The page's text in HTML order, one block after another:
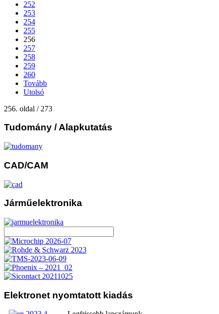
252
253
254
255
256
257
258
259
260
Tovább
Utolsó
256. oldal / 273
Tudomány / Alapkutatás
CAD/CAM
Járműelektronika
Elektronet nyomtatott kiadás